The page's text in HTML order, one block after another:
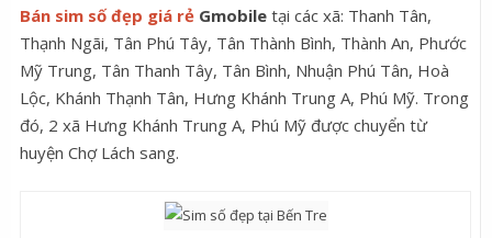
Bán sim số đẹp giá rẻ Gmobile tại các xã: Thanh Tân,
Thạnh Ngãi, Tân Phú Tây, Tân Thành Bình, Thành An, Phước
Mỹ Trung, Tân Thanh Tây, Tân Bình, Nhuận Phú Tân, Hoà
Lộc, Khánh Thạnh Tân, Hưng Khánh Trung A, Phú Mỹ. Trong
đó, 2 xã Hưng Khánh Trung A, Phú Mỹ được chuyển từ
huyện Chợ Lách sang.